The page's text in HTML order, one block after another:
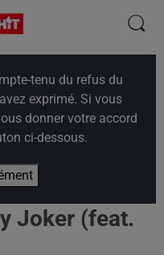
tenu du refus du
exprimé. Si vous
donner votre accord
ci-dessous.
Joker (feat.